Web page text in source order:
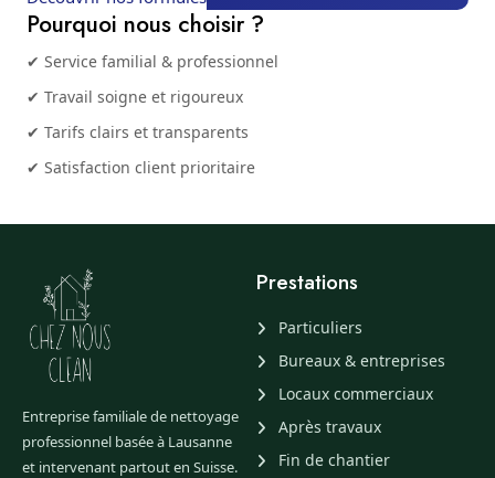
Pourquoi nous choisir ?
✔ Service familial & professionnel
✔ Travail soigne et rigoureux
✔ Tarifs clairs et transparents
✔ Satisfaction client prioritaire
Entreprise familiale de nettoyage
professionnel basée à Lausanne
et intervenant partout en Suisse.
Prestations
Particuliers
Bureaux & entreprises
Locaux commerciaux
Après travaux
Fin de chantier